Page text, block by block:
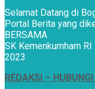
Selamat Datang di
Portal Berita yang
BERSAMA
SK Kemenkumham RI
2023
REDAKSI – HUBUNGI